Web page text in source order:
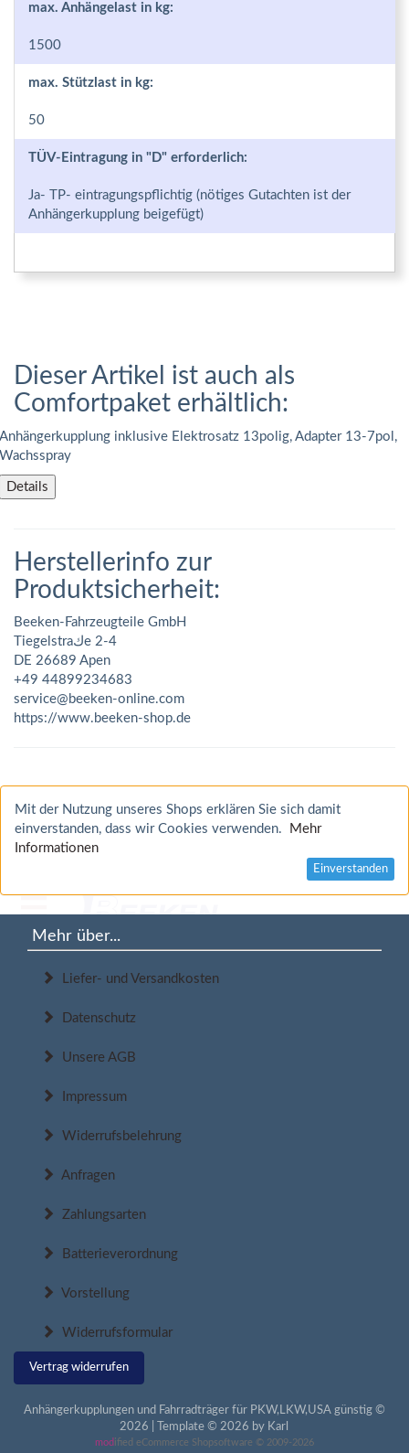
max. Anhängelast in kg:
1500
max. Stützlast in kg:
50
TÜV-Eintragung in "D" erforderlich:
Ja- TP- eintragungspflichtig (nötiges Gutachten ist der
Anhängerkupplung beigefügt)
Dieser Artikel ist auch als
Comfortpaket erhältlich:
Anhängerkupplung inklusive Elektrosatz 13polig, Adapter 13-7pol,
Wachsspray
Details
Herstellerinfo zur
Produktsicherheit:
Beeken-Fahrzeugteile GmbH
Tiegelstraكe 2-4
DE 26689 Apen
+49 44899234683
service@beeken-online.com
https://www.beeken-shop.de
Mit der Nutzung unseres Shops erklären Sie sich damit
einverstanden, dass wir Cookies verwenden.
Mehr
Informationen
Einverstanden
Mehr über...
Liefer- und Versandkosten
Datenschutz
Unsere AGB
Impressum
Widerrufsbelehrung
Anfragen
Zahlungsarten
Batterieverordnung
Vorstellung
Widerrufsformular
Vertrag widerrufen
Anhängerkupplungen und Fahrradträger für PKW,LKW,USA günstig ©
2026 | Template © 2026 by Karl
modified eCommerce Shopsoftware © 2009-2026